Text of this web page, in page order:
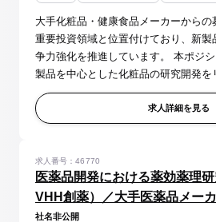
大手化粧品・健康食品メーカーから
重要投資領域と位置付けており、新
争力強化を推進しています。 本ポジ
製品を中心とした化粧品の研究開発を
単なる処方開発に留まらず、製品価
術構築から、開発、製品...求人詳細を見る
医薬品開発における薬効薬理
VHH創薬）／大手医薬品メー
求人番号：46770
社名非公開